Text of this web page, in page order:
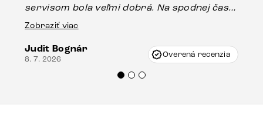
servisom bola veľmi dobrá. Na spodnej časti
stola bolo malé poškodenie, pravdepodobne
Vincze pri riešení mojej záležitosti pristúpili
veľmi korektne. Odporúčam produkty Delife
Zobraziť viac
Judit Bognár
8. 7. 2026 Overená recenzia